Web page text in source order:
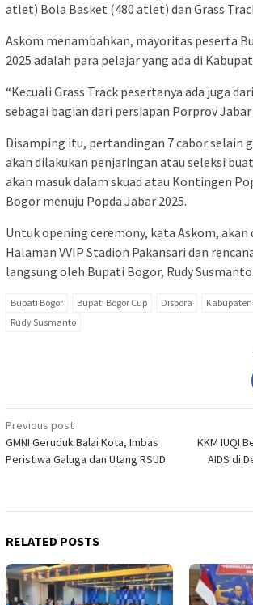
atlet) Bola Basket (480 atlet) dan Grass
Askom menambahkan, mayoritas peserta
2025 adalah para pelajar yang ada di
“Kecuali Grass Track pesertanya ada juga
sebagai bagian dari persiapan Porprov Jabar
Disamping itu, pertandingan 7 cabor selain
akan dilakukan penjaringan atau seleksi
akan masuk dalam skuad atau Kontingen
Bogor menuju Popda Jabar 2025.
Untuk opening ceremony, kata Askom, akan
Halaman VVIP Stadion Pakansari dan
langsung oleh Bupati Bogor, Rudy
Bupati Bogor Bupati Bogor Cup Dispora
Kabupaten
Rudy Susmanto
Post
navigation
Previous post
GMNI Geruduk Balai Kota, Imbas
Peristiwa Galuga dan Utang RSUD
KKM IUQI
AIDS di
RELATED POSTS